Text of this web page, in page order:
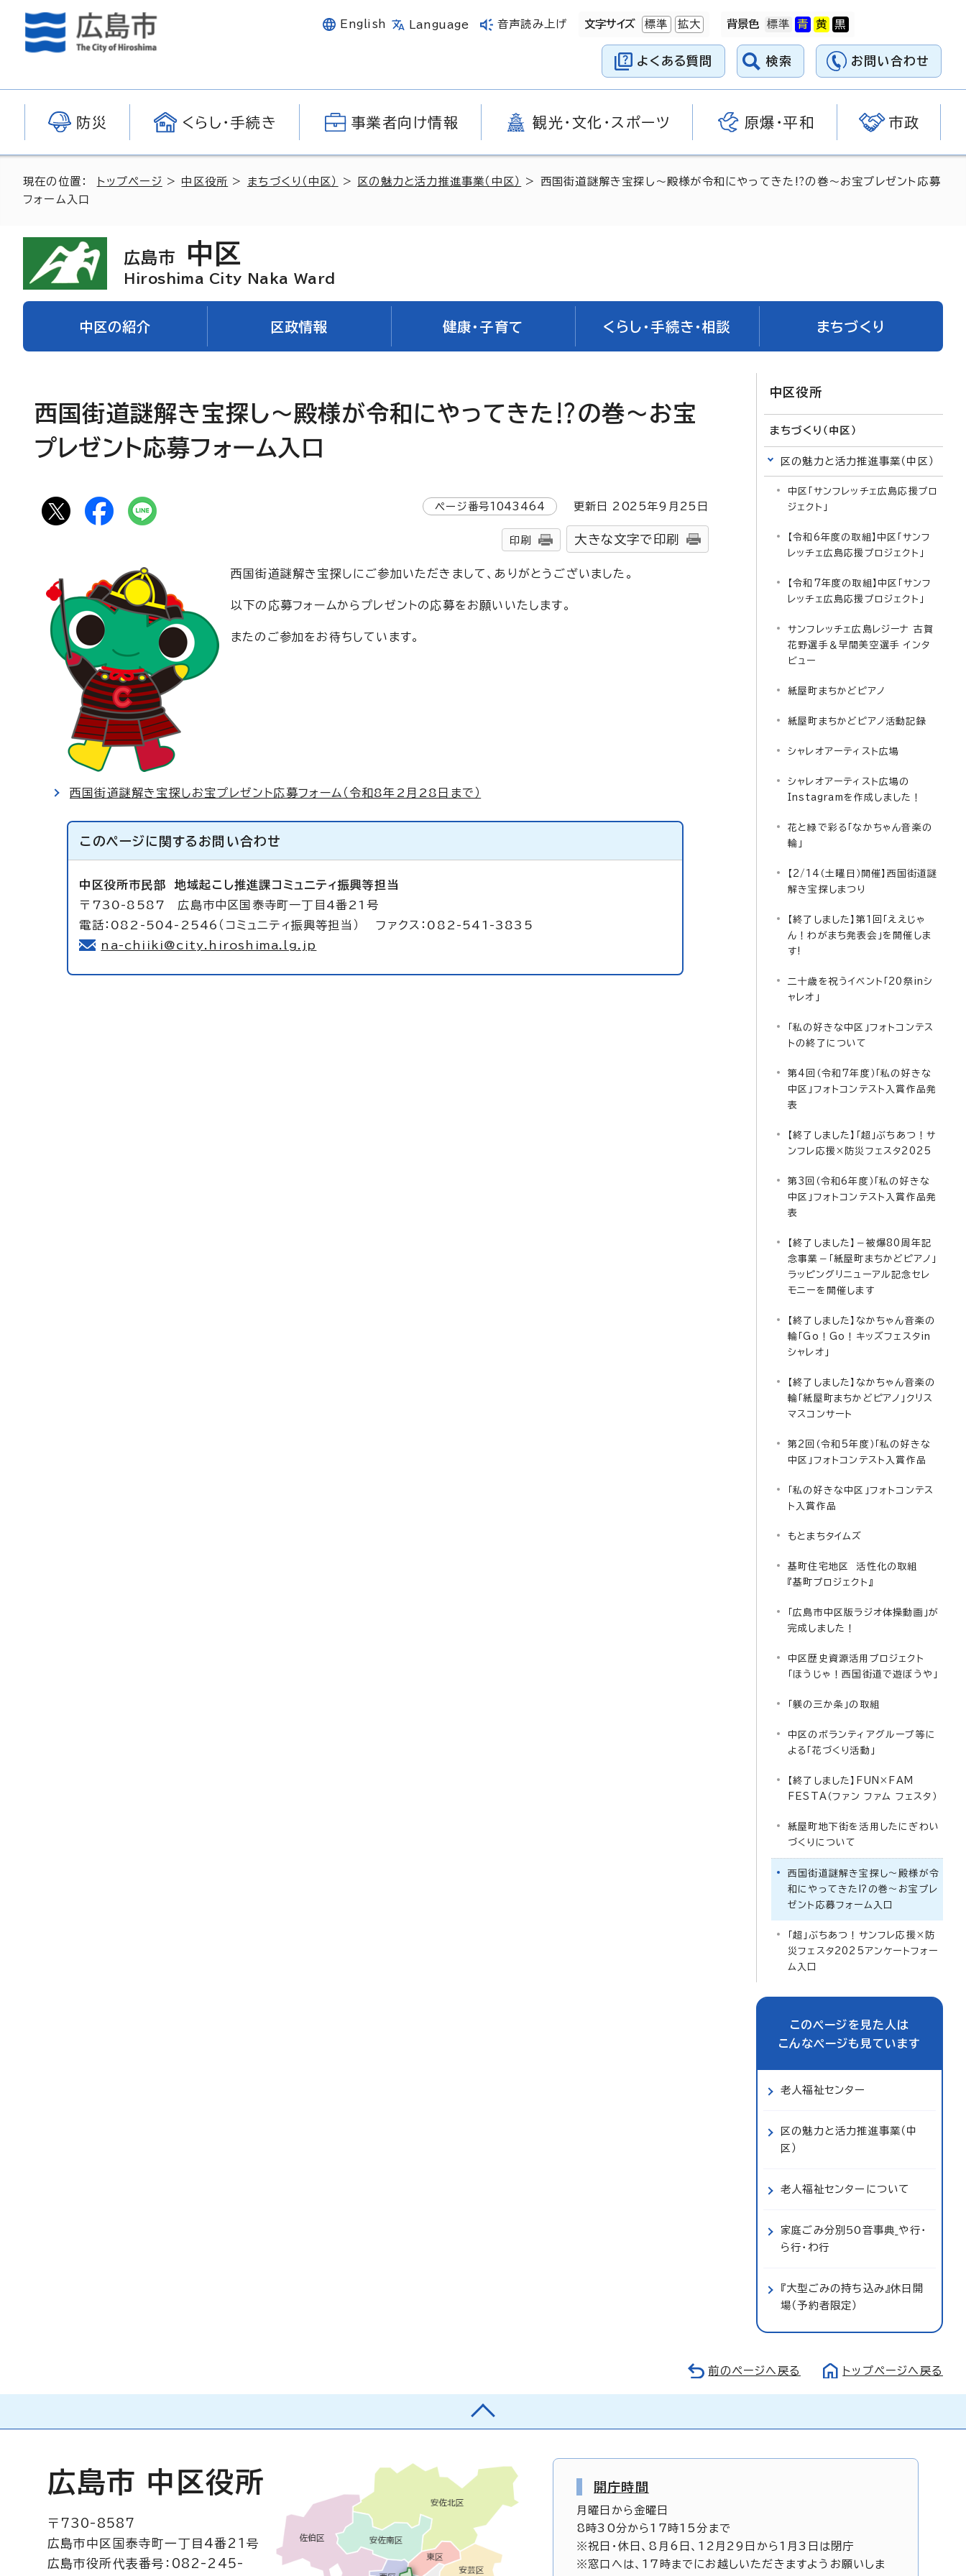
English Language 音声読み上げ 文字サイズ 標準 拡大 背景色
よくある質問 検索 お問い合わせ
防災 くらし・手続き 事業者向け情報 観光・文化・スポーツ 原爆・平和 市政
現在の位置： トップページ > 中区役所 > まちづくり（中区） > 区の魅力と活力推進事業（中区）
> 西国街道謎解き宝探し～殿様が令和にやってきた⁉の巻～お宝プレゼント応募
フォーム入口
広島市 中区
Hiroshima City Naka Ward
中区の紹介 区政情報 健康・子育て くらし・手続き・相談 まちづくり
西国街道謎解き宝探し～殿様が令和にやってきた⁉の巻～お宝
プレゼント応募フォーム入口
ページ番号1043464 更新日 2025年9月 25 日
印刷 大きな文字で印刷
西国街道謎解き宝探しにご参加いただきまして、ありがとうございました。
以下の応募フォームからプレゼントの応募をお願いいたします。
またのご参加をお待ちしています。
西国街道謎解き宝探しお宝プレゼント応募フォーム（令和8年2月28日まで）
このページに関する お問い合わせ
中区役所市民部地域起こし推進課コミュニティ振興等担当
〒730-8587 広島市中区国泰寺町一丁目4番21号
電話：082-504-2546（コミュニティ振興等担当） ファクス：082-541-3835
na-chiiki@city.hiroshima.lg.jp
中区役所
まちづくり（中区）
区の魅力と活力推進事業（中区）
中区「サンフレッチェ広島応援プロ
ジェクト」
【令和6年度の取組】中区「サンフ
レッチェ広島応援プロジェクト」
【令和7年度の取組】中区「サンフ
レッチェ広島応援プロジェクト」
サンフレッチェ広島レジーナ 古賀
花野選手＆早間美空選手 インタ
ビュー
紙屋町まちかどピアノ
紙屋町まちかどピアノ活動記録
シャレオアーティスト広場
シャレオアーティスト広場の
Instagramを作成しました！
花と緑で彩る「なかちゃん音楽の
輪」
【2/14（土曜日）開催】西国街道謎
解き宝探しまつり
【終了しました】第1回「ええじゃ
ん！わがまち発表会」を開催しま
す!
二十歳を祝うイベント「20祭inシ
ャレオ」
「私の好きな中区」フォトコンテス
トの終了について
第4回（令和7年度）「私の好きな
中区」フォトコンテスト入賞作品発
表
【終了しました】「超」ぶちあつ！サ
ンフレ応援×防災フェスタ2025
第3回（令和6年度）「私の好きな
中区」フォトコンテスト入賞作品発
表
【終了しました】－被爆80周年記
念事業－「紙屋町まちかどピアノ」
ラッピングリニューアル記念セレ
モニーを開催します
【終了しました】なかちゃん音楽の
輪「Go！Go！キッズフェスタin
シャレオ」
【終了しました】なかちゃん音楽の
輪「紙屋町まちかどピアノ」クリス
マスコンサート
第2回（令和5年度）「私の好きな
中区」フォトコンテスト入賞作品
「私の好きな中区」フォトコンテス
ト入賞作品
もとまちタイムズ
基町住宅地区 活性化の取組
『基町プロジェクト』
「広島市中区版ラジオ体操動画」が
完成しました！
中区歴史資源活用プロジェクト
「ほうじゃ！西国街道で遊ぼうや」
「躾の三か条」の取組
中区のボランティアグループ等に
よる「花づくり活動」
【終了しました】FUN×FAM
FESTA（ファン ファム フェスタ）
紙屋町地下街を活用したにぎわい
づくりについて
西国街道謎解き宝探し～殿様が令
和にやってきた⁉の巻～お宝プレ
ゼント応募フォーム入口
「超」ぶちあつ！サンフレ応援×防
災フェスタ2025アンケートフォー
ム入口
このページを見た人は
こんなページも見ています
老人福祉センター
区の魅力と活力推進事業（中
区）
老人福祉センターについて
家庭ごみ分別50音事典_や行・
ら行・わ行
『大型ごみの持ち込み』休日開
場（予約者限定）
前のページへ戻る トップページへ戻る
広島市 中区役所
〒730-8587
広島市中区国泰寺町一丁目4番21号
広島市役所代表番号：082-245-
開庁時間
月曜日から金曜日
8時30分から17時15分まで
※祝日・休日、8月6日、12月29日から1月3日は閉庁
※窓口へは、17時までにお越しいただきますようお願いしま